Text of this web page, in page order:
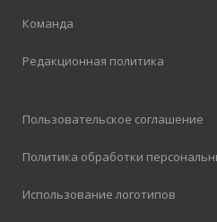
Команда
Редакционная политика
Пользовательское соглашение
Политика обработки
Использование логотипов